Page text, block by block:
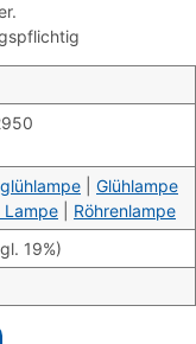
Glühlampe
Lampe
Röhrenlampe
19%)